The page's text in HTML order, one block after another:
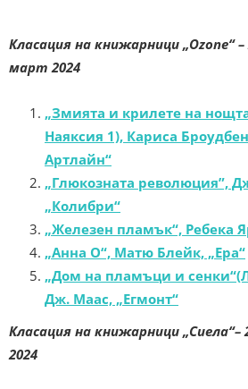
Класация на книжарници „Ozone“ –
март 2024
„Змията и крилете на
Наяксия 1), Кариса
Артлайн“
„Глюкозната революция”,
„Колибри“
„Железен пламък“, Ребека
„Анна О“, Матю Блейк, „Ера“
„Дом на пламъци и
Дж. Маас, „Егмонт“
Класация на книжарници „Сиела“–
2024